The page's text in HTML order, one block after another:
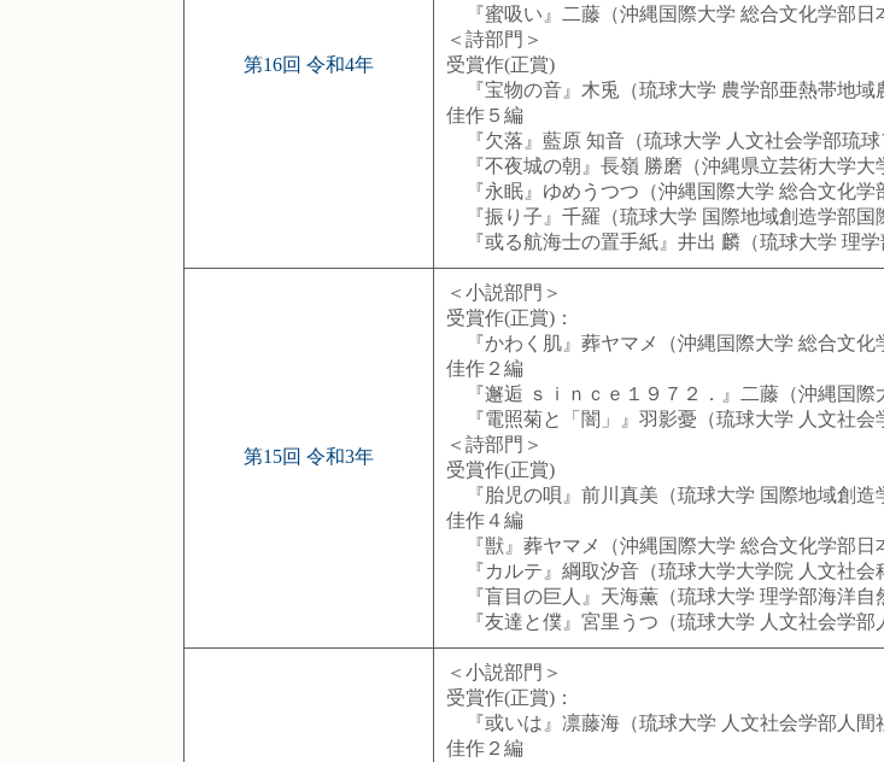
第16回 令和4年
『蜜吸い』二藤（沖縄国際大学 総合文化学部日
＜詩部門＞
受賞作(正賞)
『宝物の音』木兎（琉球大学 農学部亜熱帯地域
佳作５編
『欠落』藍原 知音（琉球大学 人文社会学部琉球
『不夜城の朝』長嶺 勝磨（沖縄県立芸術大学大
『永眠』ゆめうつつ（沖縄国際大学 総合文化学
『振り子』千羅（琉球大学 国際地域創造学部国
『或る航海士の置手紙』井出 麟（琉球大学 理学
第15回 令和3年
＜小説部門＞
受賞作(正賞)：
『かわく肌』葬ヤマメ（沖縄国際大学 総合文化
佳作２編
『邂逅 ｓｉｎｃｅ１９７２．』二藤（沖縄国際
『電照菊と「闇」』羽影憂（琉球大学 人文社会
＜詩部門＞
受賞作(正賞)
『胎児の唄』前川真美（琉球大学 国際地域創造
佳作４編
『獣』葬ヤマメ（沖縄国際大学 総合文化学部日
『カルテ』綱取汐音（琉球大学大学院 人文社会
『盲目の巨人』天海薫（琉球大学 理学部海洋自
『友達と僕』宮里うつ（琉球大学 人文社会学部
＜小説部門＞
受賞作(正賞)：
『或いは』凛藤海（琉球大学 人文社会学部人間
佳作２編